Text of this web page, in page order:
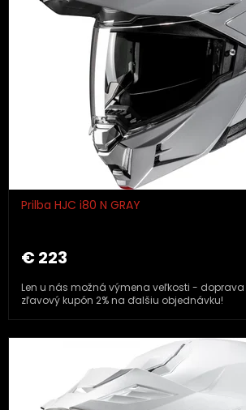
Prilba HJC i80 N GRAY
€ 223
Len u nás možná výmena veľkosti -
zľavový kupón 2% na ďalšiu objednávku!